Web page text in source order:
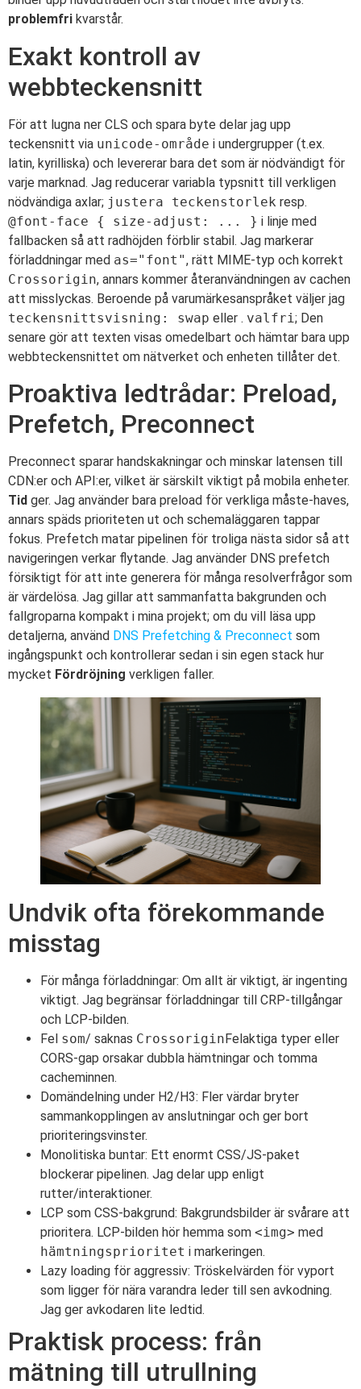
problemfri kvarstår.
Exakt kontroll av
webbteckensnitt
För att lugna ner CLS och spara byte delar jag upp
teckensnitt via unicode-område i undergrupper (t.ex.
latin, kyrilliska) och levererar bara det som är nödvändigt för
varje marknad. Jag reducerar variabla typsnitt till verkligen
nödvändiga axlar; justera teckenstorlek resp.
@font-face { size-adjust: ... } i linje med
fallbacken så att radhöjden förblir stabil. Jag markerar
förladdningar med as="font", rätt MIME-typ och korrekt
Crossorigin, annars kommer återanvändningen av cachen
att misslyckas. Beroende på varumärkesanspråket väljer jag
teckensnittsvisning: swap eller . valfri ; Den
senare gör att texten visas omedelbart och hämtar bara upp
webbteckensnittet om nätverket och enheten tillåter det.
Proaktiva ledtrådar: Preload,
Prefetch, Preconnect
Preconnect sparar handskakningar och minskar latensen till
CDN:er och API:er, vilket är särskilt viktigt på mobila enheter.
Tid ger. Jag använder bara preload för verkliga måste-haves,
annars späds prioriteten ut och schemaläggaren tappar
fokus. Prefetch matar pipelinen för troliga nästa sidor så att
navigeringen verkar flytande. Jag använder DNS prefetch
försiktigt för att inte generera för många resolverfrågor som
är värdelösa. Jag gillar att sammanfatta bakgrunden och
fallgroparna kompakt i mina projekt; om du vill läsa upp
detaljerna, använd DNS Prefetching & Preconnect som
ingångspunkt och kontrollerar sedan i sin egen stack hur
mycket Fördröjning verkligen faller.
Undvik ofta förekommande
misstag
För många förladdningar: Om allt är viktigt, är ingenting
viktigt. Jag begränsar förladdningar till CRP-tillgångar
och LCP-bilden.
Fel som/ saknas Crossorigin Felaktiga typer eller
CORS-gap orsakar dubbla hämtningar och tomma
cacheminnen.
Domändelning under H2/H3: Fler värdar bryter
sammankopplingen av anslutningar och ger bort
prioriteringsvinster.
Monolitiska buntar: Ett enormt CSS/JS-paket
blockerar pipelinen. Jag delar upp enligt
rutter/interaktioner.
LCP som CSS-bakgrund: Bakgrundsbilder är svårare att
prioritera. LCP-bilden hör hemma som <img> med
hämtningsprioritet i markeringen.
Lazy loading för aggressiv: Tröskelvärden för vyport
som ligger för nära varandra leder till sen avkodning.
Jag ger avkodaren lite ledtid.
Praktisk process: från
mätning till utrullning